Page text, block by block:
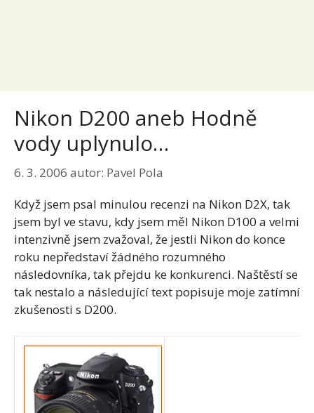
Nikon D200 aneb Hodně
vody uplynulo…
6. 3. 2006 autor: Pavel Pola
Když jsem psal minulou recenzi na Nikon D2X, tak
jsem byl ve stavu, kdy jsem měl Nikon D100 a velmi
intenzivně jsem zvažoval, že jestli Nikon do konce
roku nepředstaví žádného rozumného
následovníka, tak přejdu ke konkurenci. Naštěstí se
tak nestalo a následující text popisuje moje zatímní
zkušenosti s D200.